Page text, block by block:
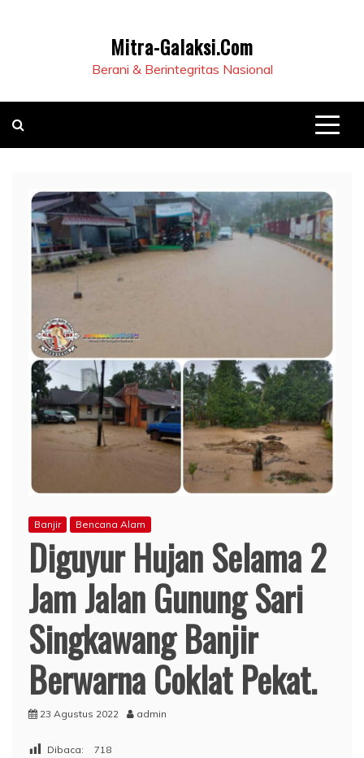
Mitra-Galaksi.Com
Berani & Berintegritas Nasional
Banjir Bencana Alam
Diguyur Hujan Selama 2
Jam Jalan Gunung Sari
Singkawang Banjir
Berwarna Coklat Pekat.
23 Agustus 2022 admin
Dibaca: 718